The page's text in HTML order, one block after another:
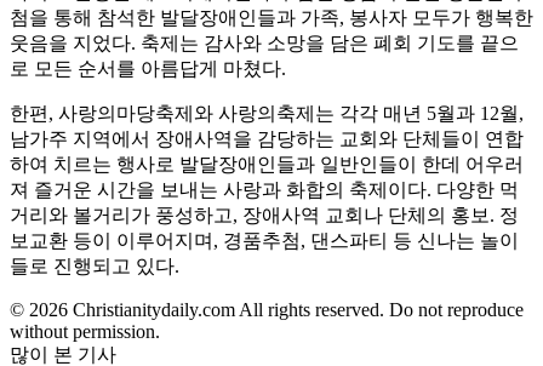
첨을 통해 참석한 발달장애인들과 가족, 봉사자 모두가 행복한
웃음을 지었다. 축제는 감사와 소망을 담은 폐회 기도를 끝으
로 모든 순서를 아름답게 마쳤다.
한편, 사랑의마당축제와 사랑의축제는 각각 매년 5월과 12월,
남가주 지역에서 장애사역을 감당하는 교회와 단체들이 연합
하여 치르는 행사로 발달장애인들과 일반인들이 한데 어우러
져 즐거운 시간을 보내는 사랑과 화합의 축제이다. 다양한 먹
거리와 볼거리가 풍성하고, 장애사역 교회나 단체의 홍보. 정
보교환 등이 이루어지며, 경품추첨, 댄스파티 등 신나는 놀이
들로 진행되고 있다.
© 2026 Christianitydaily.com All rights reserved. Do not reproduce
without permission.
많이 본 기사